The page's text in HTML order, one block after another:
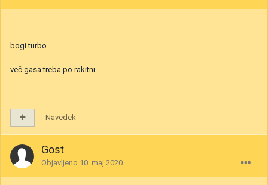
bogi turbo
več gasa treba po rakitni
Navedek
Gost
Objavljeno 10. maj 2020